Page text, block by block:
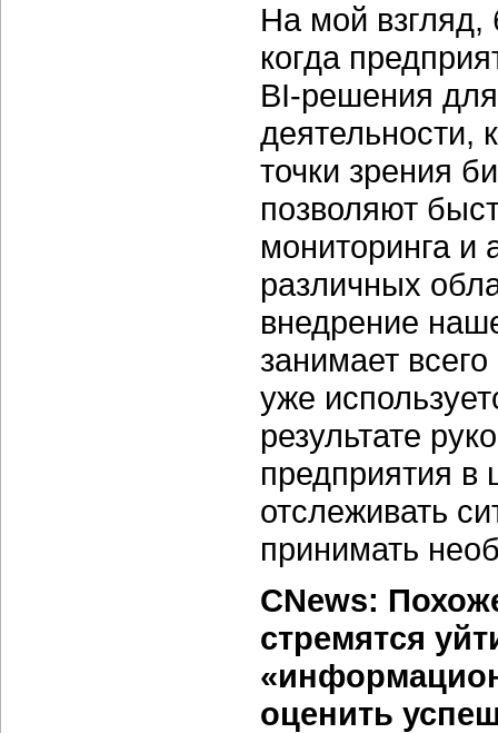
На мой взгляд,
когда
BI-решения
деятельности,
точки зрения
позволяют
мониторинга и
различных
внедрение
занимает
уже
результате
предприятия в
отслеживать
принимать
CNews:
стремятся
оценить